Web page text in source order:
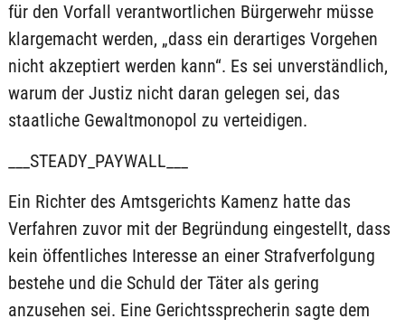
für den Vorfall verantwortlichen Bürgerwehr müsse
klargemacht werden, „dass ein derartiges Vorgehen
nicht akzeptiert werden kann“. Es sei unverständlich,
warum der Justiz nicht daran gelegen sei, das
staatliche Gewaltmonopol zu verteidigen.
___STEADY_PAYWALL___
Ein Richter des Amtsgerichts Kamenz hatte das
Verfahren zuvor mit der Begründung eingestellt, dass
kein öffentliches Interesse an einer Strafverfolgung
bestehe und die Schuld der Täter als gering
anzusehen sei. Eine Gerichtssprecherin sagte dem